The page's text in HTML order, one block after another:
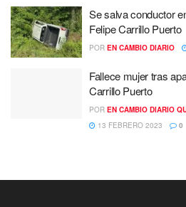
Se salva conductor
Felipe Carrillo Puerto
POR EN CAMBIO DIARIO
Fallece mujer tras
Carrillo Puerto
POR EN CAMBIO DIARIO
13 FEBRERO 2023
0